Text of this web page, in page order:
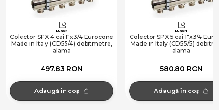
Colector SPX 4 cai 1"x3/4 Eurocone
Made in Italy (CD55/4) debitmetre,
alama
497.83 RON
Adaugă în coș
Colector SPX 5 cai 1"x3/4
Made in Italy (CD55/5)
alama
580.80 RON
Adaugă în coș